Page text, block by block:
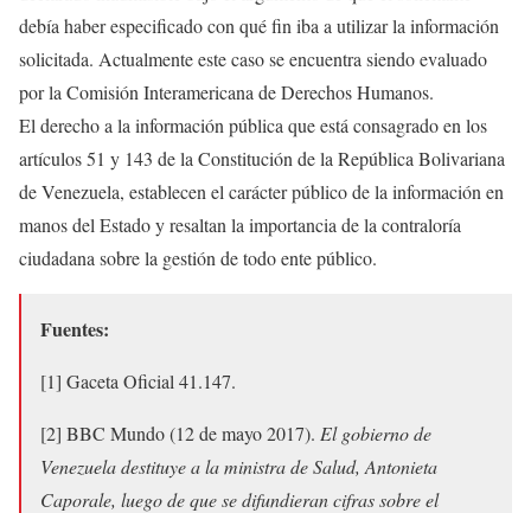
debía haber especificado con qué fin iba a utilizar la información
solicitada. Actualmente este caso se encuentra siendo evaluado
por la Comisión Interamericana de Derechos Humanos.
El derecho a la información pública que está consagrado en los
artículos 51 y 143 de la Constitución de la República Bolivariana
de Venezuela, establecen el carácter público de la información en
manos del Estado y resaltan la importancia de la contraloría
ciudadana sobre la gestión de todo ente público.
Fuentes:
[1] Gaceta Oficial 41.147.
[2] BBC Mundo (12 de mayo 2017). El gobierno de
Venezuela destituye a la ministra de Salud, Antonieta
Caporale, luego de que se difundieran cifras sobre el